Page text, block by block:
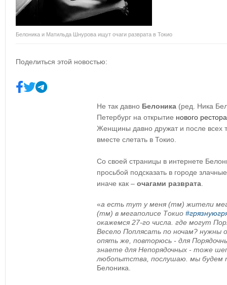
Белоника и Матильда Шнурова ищут очаги разврата в Токио
Поделиться этой новостью:
Не так давно Белоника (ред. Ника
Петербург на открытие нового
Женщины давно дружат и после всех
вместе слетать в Токио.
Со своей страницы в интернете
просьбой подсказать в городе
иначе как – очагами разврата
«а есть тут у меня (тм) жители
(тм) в мегаполисе Токио
окажемся 27-го числа. где могут
Весело Поплясать по ночам? нужны
опять же, повторюсь - для
знаете для Непорядочных - тоже
любопытства, послушаю. мы будем
Белоника.